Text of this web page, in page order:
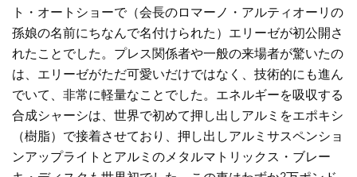
ト・オートショーで（会長のロマーノ・アルティオーリの
孫娘の名前にちなんで名付けられた）エリーゼが初公開さ
れたことでした。プレス関係者や一般の来場者が驚いたの
は、エリーゼがただ可愛いだけではなく、技術的にも進ん
でいて、非常に軽量なことでした。エネルギーを吸収する
合成シャーシは、世界で初めて押し出しアルミをエポキシ
（樹脂）で接着させており、押し出しアルミサスペンショ
ンアップライトとアルミのメタルマトリックス・ブレー